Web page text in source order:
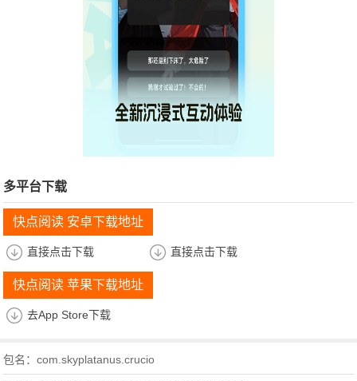
多平台下载
快点阅读 安卓下载地址
直接点击下载 直接点击下载
快点阅读 苹果下载地址
去App Store下载
包名：com.skyplatanus.crucio